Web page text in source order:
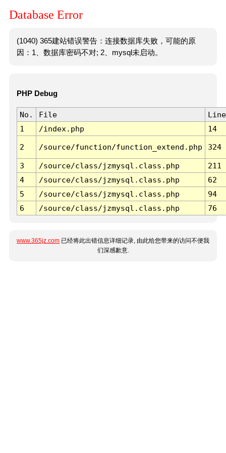
Database Error
(1040) 365建站错误警告：连接数据库失败，可能的原
因：1、数据库密码不对; 2、mysql未启动。
PHP Debug
No. File
Line
1
/index.php 14
2 /source/function/function_extend.php 324
3 /source/class/jzmysql.class.php
211
4
/source/class/jzmysql.class.php
62
5
/source/class/jzmysql.class.php
94
6
/source/class/jzmysql.class.php 76
www.365jz.com 已经将此出错信息详细记录, 由此给您带来的访问不便我
们深感歉意.